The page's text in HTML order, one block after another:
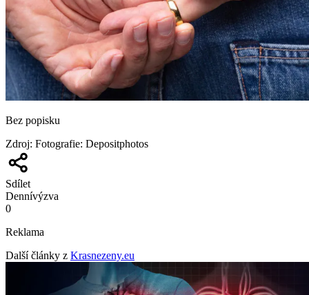
Bez popisku
Zdroj: Fotografie: Depositphotos
Sdílet
Dennívýzva
0
Reklama
Další články z Krasnezeny.eu